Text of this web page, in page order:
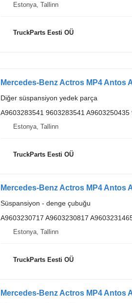
Estonya, Tallinn
TruckParts Eesti OÜ
Diğer süspansiyon yedek parça
A9603283541 9603283541 A9603250435
Estonya, Tallinn
TruckParts Eesti OÜ
Süspansiyon - denge çubuğu
A9603230717 A9603230817
Estonya, Tallinn
TruckParts Eesti OÜ